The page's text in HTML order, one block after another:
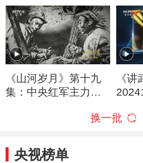
冲破
《山河岁月》第十九
集：中央红军主力被
《讲
兵
换一批
央视榜单